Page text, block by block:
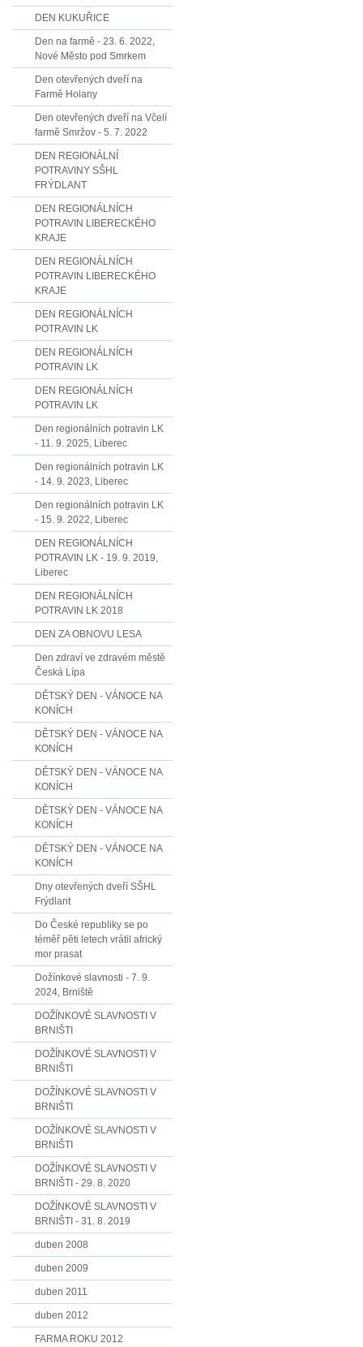
DEN KUKUŘICE
Den na farmě - 23. 6. 2022,
Nové Město pod Smrkem
Den otevřených dveří na
Farmě Holany
Den otevřených dveří na Včelí
farmě Smržov - 5. 7. 2022
DEN REGIONÁLNÍ
POTRAVINY SŠHL
FRÝDLANT
DEN REGIONÁLNÍCH
POTRAVIN LIBERECKÉHO
KRAJE
DEN REGIONÁLNÍCH
POTRAVIN LIBERECKÉHO
KRAJE
DEN REGIONÁLNÍCH
POTRAVIN LK
DEN REGIONÁLNÍCH
POTRAVIN LK
DEN REGIONÁLNÍCH
POTRAVIN LK
Den regionálních potravin LK
- 11. 9. 2025, Liberec
Den regionálních potravin LK
- 14. 9. 2023, Liberec
Den regionálních potravin LK
- 15. 9. 2022, Liberec
DEN REGIONÁLNÍCH
POTRAVIN LK - 19. 9. 2019,
Liberec
DEN REGIONÁLNÍCH
POTRAVIN LK 2018
DEN ZA OBNOVU LESA
Den zdraví ve zdravém městě
Česká Lípa
DĚTSKÝ DEN - VÁNOCE NA
KONÍCH
DĚTSKÝ DEN - VÁNOCE NA
KONÍCH
DĚTSKÝ DEN - VÁNOCE NA
KONÍCH
DĚTSKÝ DEN - VÁNOCE NA
KONÍCH
DĚTSKÝ DEN - VÁNOCE NA
KONÍCH
Dny otevřených dveří SŠHL
Frýdlant
Do České republiky se po
téměř pěti letech vrátil africký
mor prasat
Dožínkové slavnosti - 7. 9.
2024, Brniště
DOŽÍNKOVÉ SLAVNOSTI V
BRNIŠTI
DOŽÍNKOVÉ SLAVNOSTI V
BRNIŠTI
DOŽÍNKOVÉ SLAVNOSTI V
BRNIŠTI
DOŽÍNKOVÉ SLAVNOSTI V
BRNIŠTI
DOŽÍNKOVÉ SLAVNOSTI V
BRNIŠTI - 29. 8. 2020
DOŽÍNKOVÉ SLAVNOSTI V
BRNIŠTI - 31. 8. 2019
duben 2008
duben 2009
duben 2011
duben 2012
FARMA ROKU 2012